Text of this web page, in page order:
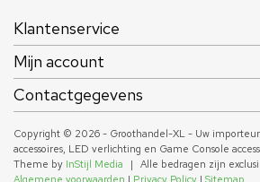
Klantenservice
Mijn account
Contactgegevens
Copyright © 2026 - Groothandel-XL - Uw
accessoires, LED verlichting en Game Console
Theme by InStijl Media |
Alle bedragen zijn